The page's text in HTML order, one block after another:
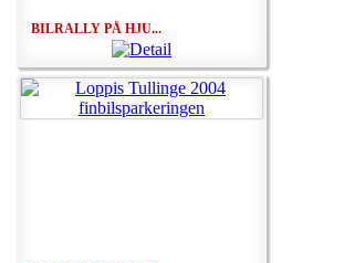
BILRALLY PÅ HJU...